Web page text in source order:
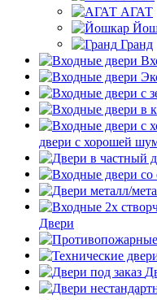
АГАТ
Гранд
двери с хорошей
Двери